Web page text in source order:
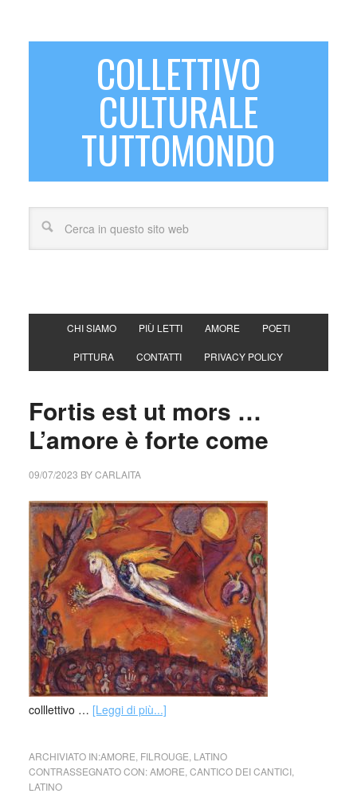
COLLETTIVO
CULTURALE
TUTTOMONDO
CHI SIAMO PIÙ LETTI AMORE POETI
PITTURA CONTATTI PRIVACY POLICY
Fortis est ut mors …
L’amore è forte come
09/07/2023 BYCARLAITA
colllettivo … [Leggi di più...]
ARCHIVIATO IN:AMORE FILROUGE LATINO
CONTRASSEGNATO CON:AMORE CANTICO DEI CANTICI,
LATINO